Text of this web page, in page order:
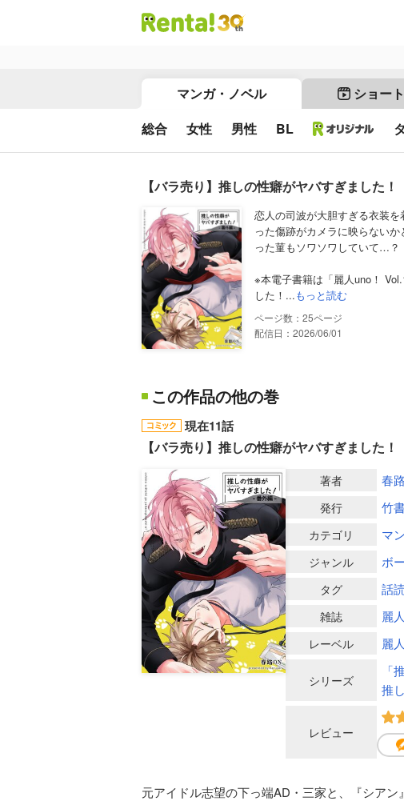
マンガ・ノベル ショート
総合 女性 男性 BL
【バラ売り】推しの性癖がヤバすぎました
恋人の司波が大胆すぎる衣装
った傷跡がカメラに映らない
った菫もソワソワしていて…？
※本電子書籍は「麗人uno！
した！...もっと読む
25
配信日：2026/06/01
この作品の他の巻
現在11話
【バラ売り】推しの性癖がヤバすぎました！
著者 春
発行 竹
カテゴリ マ
ジャンル ボ
タグ 話
雑誌 麗
レーベル 麗
シリーズ
「
推
レビュー
元アイドル志望の下っ端AD・三家と、『シア